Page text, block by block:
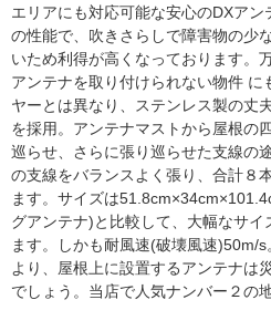
エリアにも対応可能な安心のDXア
の性能で、吹きさらしで障害物の少
いため利得が高くなっております。
アンテナを取り付けられない物件 に
ヤーとは異なり、ステンレス製の丈
を採用。アンテナマストから屋根の
巡らせ、さらに張り巡らせた支線の
の支線をバランスよく張り、合計８
ます。サイズは
グアンテナ)と比較して、大幅なサ
ます。しかも耐風速(破壊風速)50m/
より、屋根上に設置するアンテナは
でしょう。当店で人気ナンバー２の